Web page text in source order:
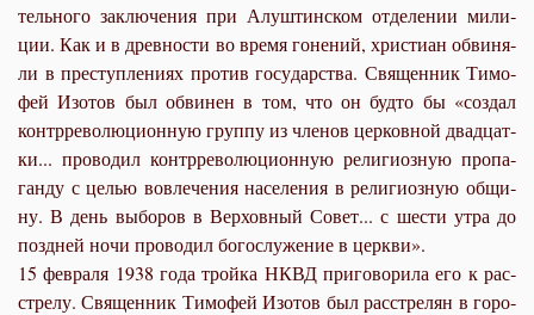
тель­но­го за­клю­че­ния при Алуш­тин­ском от­де­ле­нии ми­ли­
ции. Как и в древ­но­сти во вре­мя го­не­ний, хри­сти­ан об­ви­ня­
ли в пре­ступ­ле­ни­ях про­тив го­су­дар­ства. Свя­щен­ник Ти­мо­
фей Изо­тов был об­ви­нен в том, что он буд­то бы «со­здал
контр­ре­во­лю­ци­он­ную груп­пу из чле­нов цер­ков­ной два­дцат­
ки... про­во­дил контр­ре­во­лю­ци­он­ную ре­ли­ги­оз­ную про­па­
ган­ду с це­лью во­вле­че­ния на­се­ле­ния в ре­ли­ги­оз­ную об­щи­
ну. В день вы­бо­ров в Вер­хов­ный Со­вет... с ше­сти утра до
позд­ней но­чи про­во­дил бо­го­слу­же­ние в церк­ви».
15 фев­ра­ля 1938 го­да трой­ка НКВД при­го­во­ри­ла его к рас­
стре­лу. Свя­щен­ник Ти­мо­фей Изо­тов был рас­стре­лян в го­ро­